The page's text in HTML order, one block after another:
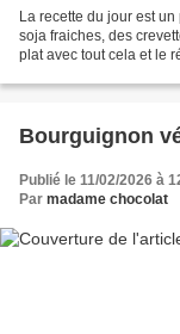
La recette du jour est
soja fraiches, des
plat avec tout cela et le
Bourguignon
Publié le 11/02/2026 à
Par madame chocolat